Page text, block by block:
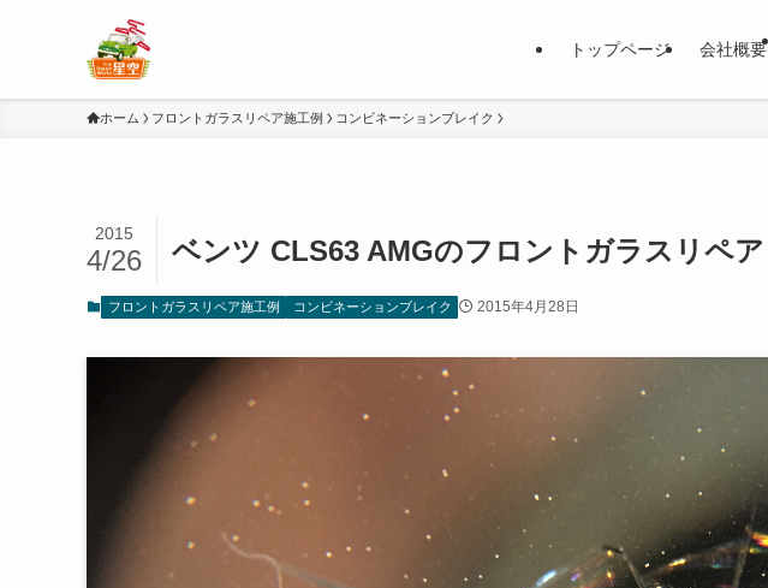
トップページ 会社概要
ホーム フロントガラスリペア施工例 コンビネーションブレイク
ベンツ CLS63 AMGのフロントガラスリペア
2015
4/26
フロントガラスリペア施工例 コンビネーションブレイク 2015年4月28日